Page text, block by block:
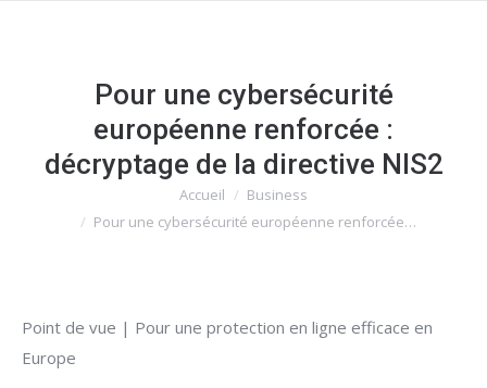
Pour une cybersécurité
européenne renforcée :
décryptage de la directive NIS2
Accueil
Business
Pour une cybersécurité européenne renforcée…
Point de vue | Pour une protection en ligne efficace en
Europe